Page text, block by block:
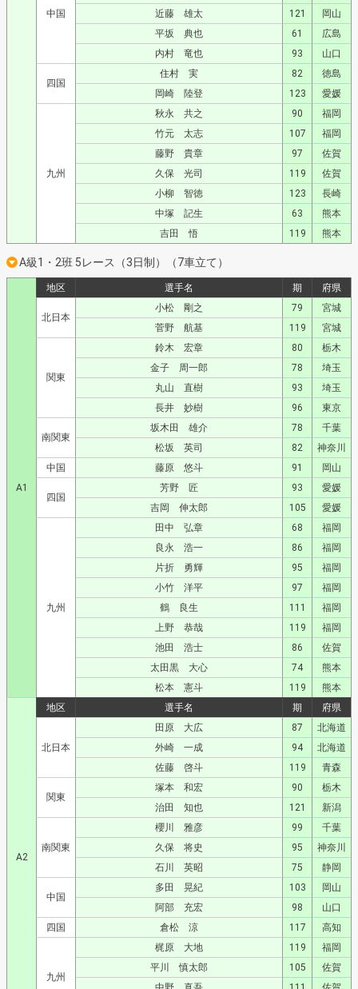
中国
近藤 雄太
121
岡山
平坂 典也
61
広島
内村 竜也
93 山口
四国
住村 実 82
徳島
岡崎 陸登
123 愛媛
九州
秋永 共之 90
福岡
竹元 太志
107
福岡
藤野 貴章
97
佐賀
久保 光司
119
佐賀
小柳 智徳
123
長崎
中塚 記生
63
熊本
吉田 悟
119 熊本
A級1・2班 5レース（3日制）（7車立て）
A1
地区 選手名 期 府県
北日本
小松 剛之 79
宮城
菅野 航基
119 宮城
関東
鈴木 宏章 80
栃木
金子 周一郎
78
埼玉
丸山 直樹
93
埼玉
長井 妙樹
96 東京
南関東
坂木田 雄介 78
千葉
松坂 英司
82
神奈川
中国
藤原 悠斗 91 岡山
四国
芳野 匠 93
愛媛
吉岡 伸太郎
105 愛媛
九州
田中 弘章 68
福岡
良永 浩一
86
福岡
片折 勇輝
95
福岡
小竹 洋平
97
福岡
鶴 良生
111
福岡
上野 恭哉
119
福岡
池田 浩士
86
佐賀
太田黒 大心
74
熊本
松本 憲斗
119 熊本
A2
地区 選手名 期 府県
北日本
田原 大広 87
北海道
外崎 一成
94
北海道
佐藤 啓斗
119 青森
関東
塚本 和宏 90
栃木
治田 知也
121 新潟
南関東
櫻川 雅彦 99
千葉
久保 将史
95
神奈川
石川 英昭
75 静岡
中国
多田 晃紀 103
岡山
阿部 充宏
98
山口
四国
倉松 涼 117 高知
九州
梶原 大地 119
福岡
平川 慎太郎
105
佐賀